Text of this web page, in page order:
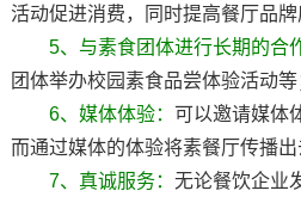
活动促进消费，同时提高餐厅品牌
5、与素食团体进行长期的合
团体举办校园素食品尝体验活动等
6、媒体体验： 可以邀请媒体
而通过媒体的体验将素餐厅传播出
7、真诚服务： 无论餐饮企业